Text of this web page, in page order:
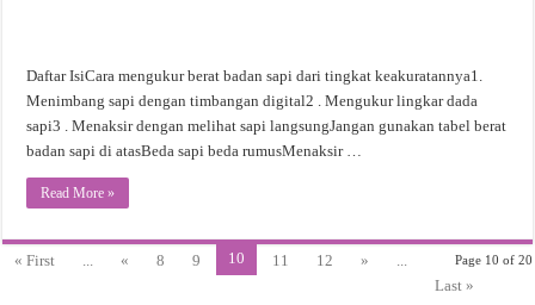
Daftar IsiCara mengukur berat badan sapi dari tingkat keakuratannya1.
Menimbang sapi dengan timbangan digital2 . Mengukur lingkar dada
sapi3 . Menaksir dengan melihat sapi langsungJangan gunakan tabel berat
badan sapi di atasBeda sapi beda rumusMenaksir …
Read More »
Page 10 of 20
« First ... « 8 9 10 11 12 »
...
Last »